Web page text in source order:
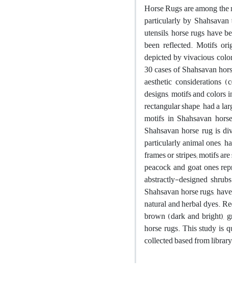
Horse Rugs are among
particularly by
utensils, horse rugs have
been reflected. Motifs
depicted by vivacious
30 cases of Shahsavan
aesthetic considerations
designs, motifs and colors
rectangular shape, had a
motifs in Shahsavan
Shahsavan horse rug is
particularly animal ones,
frames or stripes; motifs
peacock and goat ones
abstractly-designed
Shahsavan horse rugs,
natural and herbal dyes.
brown (dark and bright),
horse rugs. This study is
collected based from